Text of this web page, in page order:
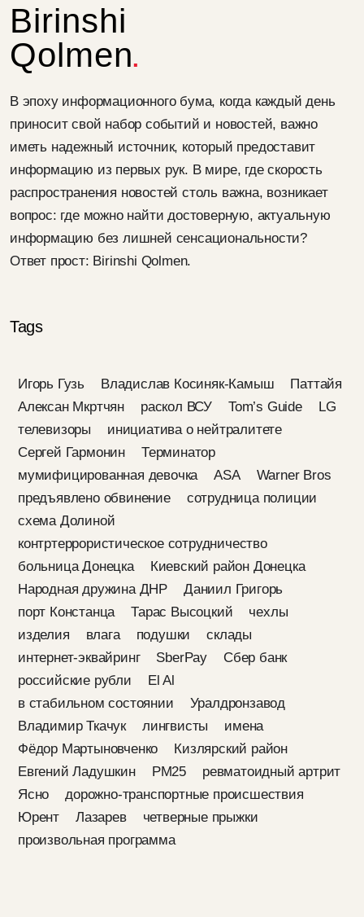
Birinshi
Qolmen
В эпоху информационного бума, когда каждый день
приносит свой набор событий и новостей, важно
иметь надежный источник, который предоставит
информацию из первых рук. В мире, где скорость
распространения новостей столь важна, возникает
вопрос: где можно найти достоверную, актуальную
информацию без лишней сенсациональности?
Ответ прост: Birinshi Qolmen.
Tags
Игорь Гузь Владислав Косиняк-Камыш
Паттайя
Алексан Мкртчян
раскол ВСУ Tom’s Guide
LG
телевизоры
инициатива о нейтралитете
Сергей Гармонин
Терминатор
мумифицированная девочка
ASA
Warner Bros
предъявлено обвинение
сотрудница полиции
схема Долиной
контртеррористическое сотрудничество
больница Донецка
Киевский район Донецка
Народная дружина ДНР
Даниил Григорь
порт Констанца
Тарас Высоцкий
чехлы
изделия
влага подушки
склады
интернет-эквайринг
SberPay
Сбер банк
российские рубли
El Al
в стабильном состоянии
Уралдронзавод
Владимир Ткачук
лингвисты
имена
Фёдор Мартыновченко
Кизлярский район
Евгений Ладушкин
PM25
ревматоидный артрит
Ясно
дорожно-транспортные происшествия
Юрент
Лазарев
четверные прыжки
произвольная программа